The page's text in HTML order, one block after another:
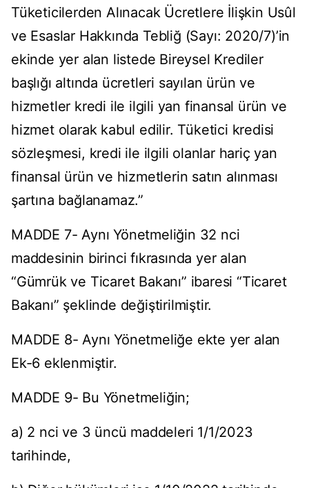
Tüketicilerden Alınacak Ücretlere İlişkin Usûl
ve Esaslar Hakkında Tebliğ (Sayı: 2020/7)’in
ekinde yer alan listede Bireysel Krediler
başlığı altında ücretleri sayılan ürün ve
hizmetler kredi ile ilgili yan finansal ürün ve
hizmet olarak kabul edilir. Tüketici kredisi
sözleşmesi, kredi ile ilgili olanlar hariç yan
finansal ürün ve hizmetlerin satın alınması
şartına bağlanamaz.”
MADDE 7- Aynı Yönetmeliğin 32 nci
maddesinin birinci fıkrasında yer alan
“Gümrük ve Ticaret Bakanı” ibaresi “Ticaret
Bakanı” şeklinde değiştirilmiştir.
MADDE 8- Aynı Yönetmeliğe ekte yer alan
Ek-6 eklenmiştir.
MADDE 9- Bu Yönetmeliğin;
a) 2 nci ve 3 üncü maddeleri 1/1/2023
tarihinde,